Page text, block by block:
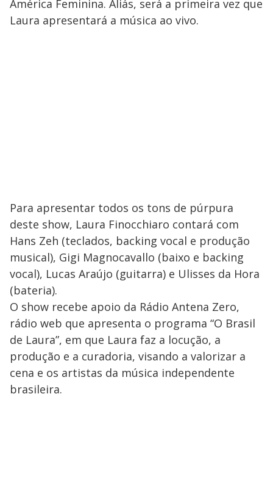
América Feminina. Aliás, será a primeira vez que
Laura apresentará a música ao vivo.
Para apresentar todos os tons de púrpura
deste show, Laura Finocchiaro contará com
Hans Zeh (teclados, backing vocal e produção
musical), Gigi Magnocavallo (baixo e backing
vocal), Lucas Araújo (guitarra) e Ulisses da Hora
(bateria).
O show recebe apoio da Rádio Antena Zero,
rádio web que apresenta o programa “O Brasil
de Laura”, em que Laura faz a locução, a
produção e a curadoria, visando a valorizar a
cena e os artistas da música independente
brasileira.